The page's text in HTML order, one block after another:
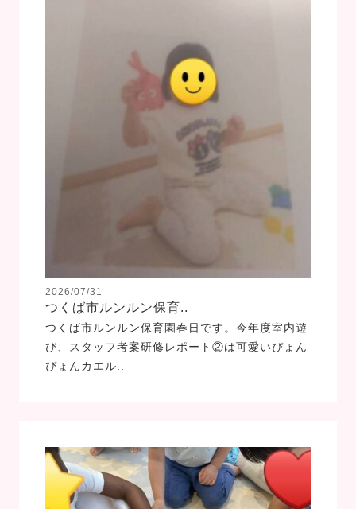
2026/07/31
つくば市ルンルン保育..
つくば市ルンルン保育園春日です。今年度室内遊
び、スタッフ考案研修レポート②は可愛いぴょん
ぴょんカエル..